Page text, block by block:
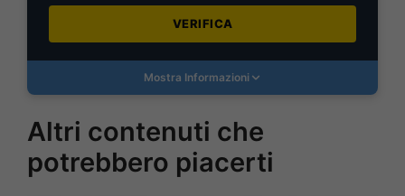
VERIFICA
Mostra Informazioni
Altri contenuti che
potrebbero piacerti